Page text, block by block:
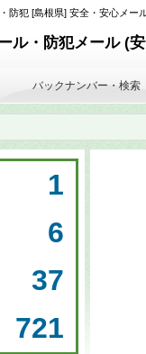
防犯 [島根県] 安全・安心メー
ル・防犯メール (
1
6
37
721
バックナンバー・検索